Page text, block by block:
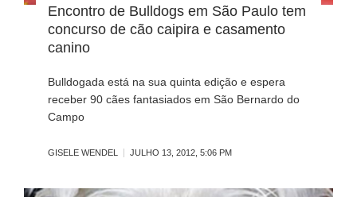
Encontro de Bulldogs em São Paulo tem
concurso de cão caipira e casamento
canino
Bulldogada está na sua quinta edição e espera
receber 90 cães fantasiados em São Bernardo do
Campo
GISELE WENDEL JULHO 13, 2012, 5:06 PM